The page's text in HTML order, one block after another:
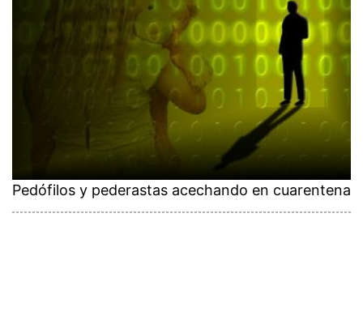
Pedófilos y pederastas acechando en cuarentena